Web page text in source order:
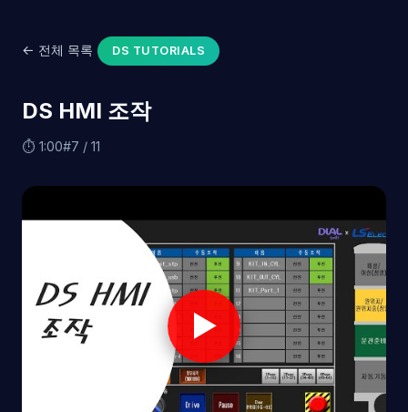
← 전체 목록 DS TUTORIALS
DS HMI 조작
⏱ 1:00#7 / 11
▶